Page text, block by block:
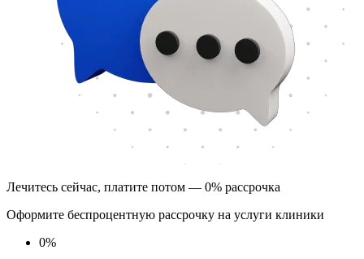
Лечитесь сейчас, платите потом — 0% рассрочка
Оформите беспроцентную рассрочку на услуги клиники
0%